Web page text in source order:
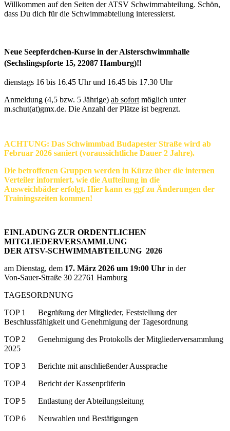
Willkommen auf den Seiten der ATSV Schwimmabteilung. Schön,
dass Du dich für die Schwimmabteilung interessierst.
Neue Seepferdchen-Kurse in der Alsterschwimmhalle
(Sechslingspforte 15, 22087 Hamburg)!!
dienstags 16 bis 16.45 Uhr und 16.45 bis 17.30 Uhr
Anmeldung (4,5 bzw. 5 Jährige) ab sofort möglich unter
m.schut(at)gmx.de. Die Anzahl der Plätze ist begrenzt.
ACHTUNG: Das Schwimmbad Budapester Straße wird ab
Februar 2026 saniert (voraussichtliche Dauer 2 Jahre).
Die betroffenen Gruppen werden in Kürze über die internen
Verteiler informiert, wie die Aufteilung in die
Ausweichbäder erfolgt. Hier kann es ggf zu Änderungen der
Trainingszeiten kommen!
EINLADUNG ZUR ORDENTLICHEN
MITGLIEDERVERSAMMLUNG
DER ATSV-SCHWIMMABTEILUNG 2026
am Dienstag, dem 17. März 2026 um 19:00 Uhr in der
Von-Sauer-Straße 30 22761 Hamburg
TAGESORDNUNG
TOP 1 Begrüßung der Mitglieder, Feststellung der
Beschlussfähigkeit und Genehmigung der Tagesordnung
TOP 2 Genehmigung des Protokolls der Mitgliederversammlung
2025
TOP 3 Berichte mit anschließender Aussprache
TOP 4 Bericht der Kassenprüferin
TOP 5 Entlastung der Abteilungsleitung
TOP 6 Neuwahlen und Bestätigungen